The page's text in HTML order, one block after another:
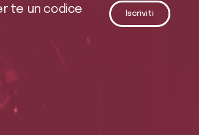
te un codice
Iscriviti